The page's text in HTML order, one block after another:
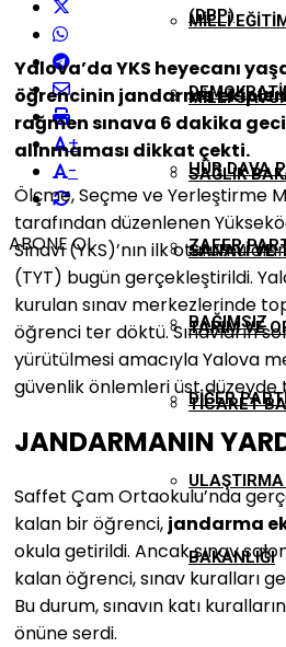
(DBP)
HÜR DAVA
ZAFER
BAĞIMSIZ
DIĞER
MILLI
MILLI
SAĞLIK
SANAYI VE
TARIM VE
TICARET
BAKANLIĞI
+
-
ABONE OL
Yalova’da YKS heyecanı
öğrencinin jandarma
rağmen sınava 6 dakika
alınmaması dikkat çekti.
Ölçme, Seçme ve Yerleştirme
tarafından düzenlenen
Sınavı (YKS)’nın ilk oturumu
(TYT) bugün gerçekleştirildi.
kurulan sınav merkezlerinde
öğrenci ter döktü. Sınavların
yürütülmesi amacıyla Yalova
güvenlik önlemleri üst düzeyde
JANDARMANIN
Saffet Çam Ortaokulu’nda
kalan bir öğrenci, jandarma
okula getirildi. Ancak sınav
kalan öğrenci, sınav kuralları
Bu durum, sınavın katı
önüne serdi.